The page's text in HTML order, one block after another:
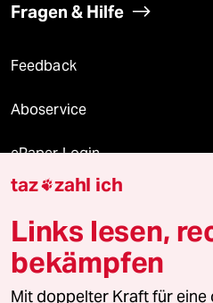
Fragen & Hilfe
Feedback
Aboservice
ePaper Login
Downloads für Abonnierende
© 2026 taz Verlags und
Alle Rechte vorbehalten. Bei
taz zahl ich
Links lesen,
bekämpfen
Mit doppelter Kraft für eine